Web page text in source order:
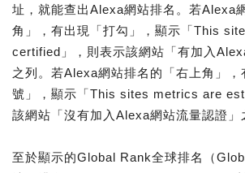
址，就能查出Alexa網站排名。若Alexa
角」，有出現「打勾」，顯示「This
certified」，則表示該網站「有加入
之列。若Alexa網站排名的「右上角」，
號」，顯示「This sites metrics are
該網站「沒有加入Alexa網站流量認證」
至於顯示的Global Rank全球排名（